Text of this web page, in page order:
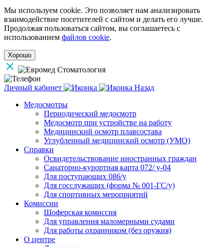
Мы используем cookie. Это позволяет нам анализировать
взаимодействие посетителей с сайтом и делать его лучше.
Продолжая пользоваться сайтом, вы соглашаетесь с
использованием файлов cookie.
Хорошо
Личный кабинет
Назад
Медосмотры
Периодический медосмотр
Медосмотр при устройстве на работу
Медицинский осмотр плавсостава
Углубленный медицинский осмотр (УМО)
Справки
Освидетельствование иностранных граждан
Санаторно-курортная карта 072/ у-04
Для поступающих 086/у
Для госслужащих (форма № 001-ГС/у)
Для спортивных мероприятий
Комиссии
Шоферская комиссия
Для управления маломерными судами
Для работы охранником (без оружия)
О центре